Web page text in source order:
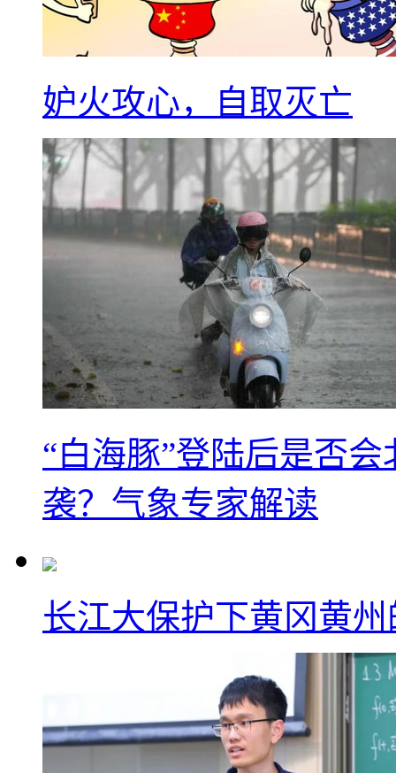
妒火攻心，自取灭亡
“白海豚”登陆后是否
袭？气象专家解读
长江大保护下黄冈黄